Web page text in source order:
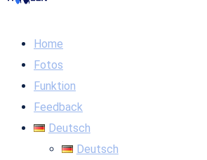
Home
Fotos
Funktion
Feedback
Deutsch
Deutsch